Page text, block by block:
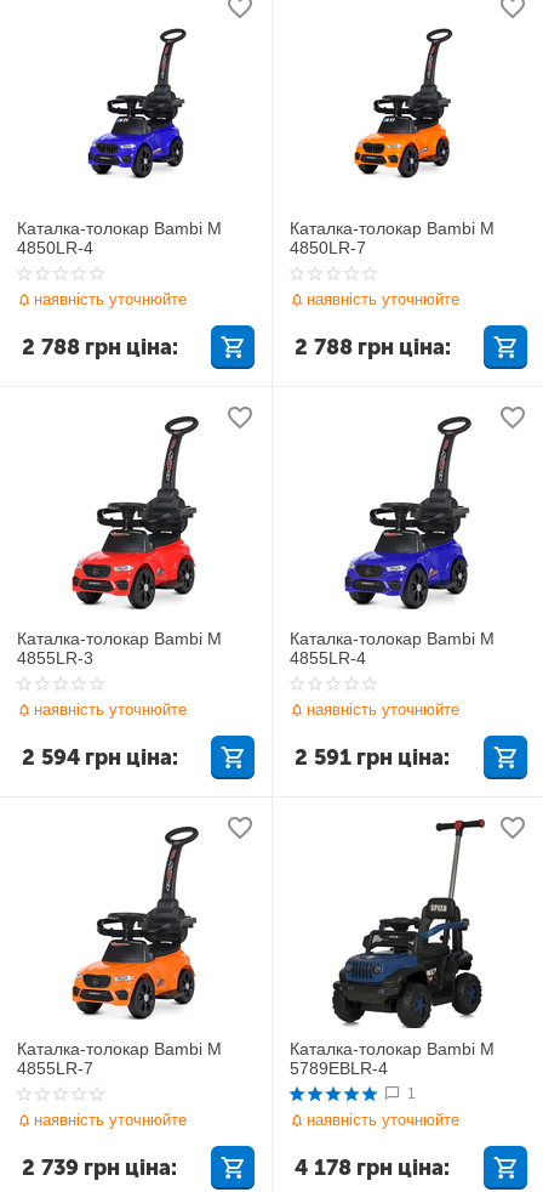
Каталка-толокар Bambi M
4850LR-4
наявність уточнюйте
2 788 грн ціна:
Каталка-толокар Bambi M
4850LR-7
наявність уточнюйте
2 788 грн ціна:
Каталка-толокар Bambi M
4855LR-3
наявність уточнюйте
2 594 грн ціна:
Каталка-толокар Bambi M
4855LR-4
наявність уточнюйте
2 591 грн ціна:
Каталка-толокар Bambi M
4855LR-7
наявність уточнюйте
2 739 грн ціна:
Каталка-толокар Bambi M
5789EBLR-4
1
наявність уточнюйте
4 178 грн ціна: